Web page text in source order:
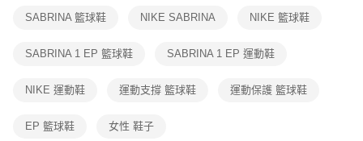
客戶支援中心」https://netprotections.freshdesk.com/support/home
１．透過由恩沛科技股份有限公司提供之「AFTEE先享後付」服務完成之交
權轉讓予恩沛科技股份有限公司。
３．未成年的使用者請事先徵得法定代理人或監護人之同意方可使用
SABRINA 籃球鞋 NIKE SABRINA NIKE 籃球鞋
SABRINA 1 EP 籃球鞋 SABRINA 1 EP 運動鞋
NIKE 運動鞋 運動支撐 籃球鞋 運動保護 籃球鞋
EP 籃球鞋 女性 鞋子